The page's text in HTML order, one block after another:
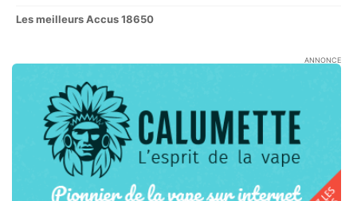
Les meilleurs Accus 18650
ANNONCE